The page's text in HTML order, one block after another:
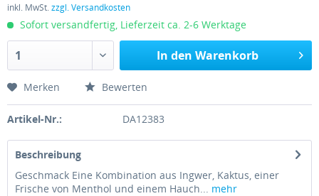
inkl. MwSt.zzgl. Versandkosten
Sofort versandfertig, Lieferzeit ca. 2-6 Werktage
In den Warenkorb
Merken Bewerten
Artikel-Nr.: DA12383
Beschreibung
Geschmack Eine Kombination aus Ingwer, Kaktus, einer
Frische von Menthol und einem Hauch... mehr